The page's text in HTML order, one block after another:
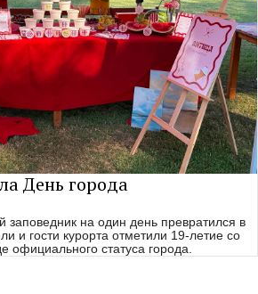
День города
заповедник на один день превратился в
и гости курорта отметили 19-летие со
официального статуса города.